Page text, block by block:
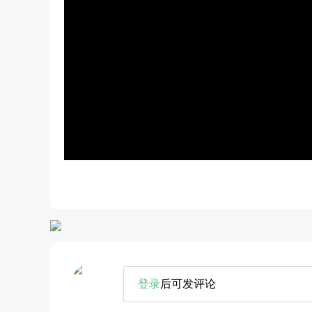
登录后可发评论